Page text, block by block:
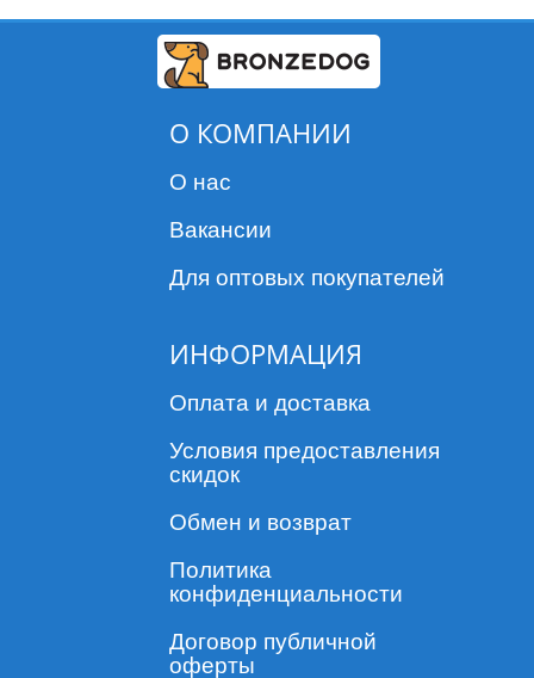
О КОМПАНИИ
О нас
Вакансии
Для оптовых покупателей
ИНФОРМАЦИЯ
Оплата и доставка
Условия предоставления
скидок
Обмен и возврат
Политика
конфиденциальности
Договор публичной
оферты